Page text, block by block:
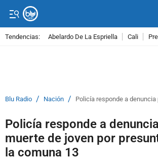
Tendencias: Abelardo De La Espriella Cali
Blu Radio / Nación / Policía responde a
Policía responde a
muerte de joven por
la comuna 13